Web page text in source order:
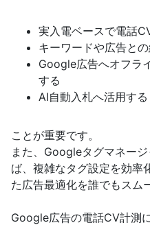
実入電ベースで電話
キーワードや広告と
Google広告へオフラ
する
AI自動入札へ活用する
ことが重要です。
また、Googleタグマネー
ば、複雑なタグ設定を効率
た広告最適化を誰でもスム
Google広告の電話CV計測